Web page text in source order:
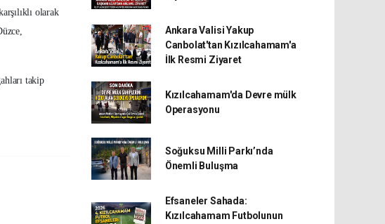
olarak
takip
Ankara Valisi Yakup
Canbolat'tan Kızılcahamam'a
İlk Resmi Ziyaret
Kızılcahamam'da Devre mülk
Operasyonu
Soğuksu Milli Parkı’nda
Önemli Buluşma
Efsaneler Sahada:
Kızılcahamam Futbolunun